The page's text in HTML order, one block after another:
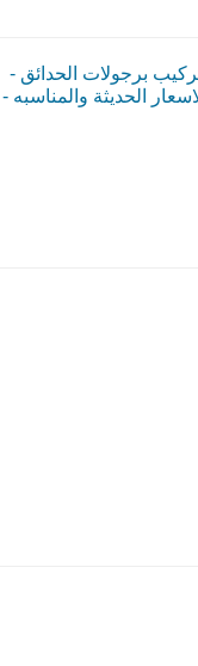
برجولات الحدائق -
الاسعار الحديثة والمناسبه -